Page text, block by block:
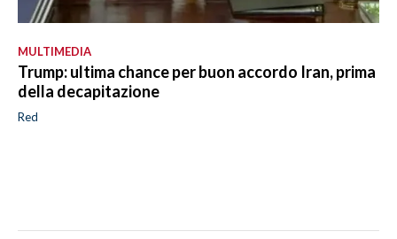
MULTIMEDIA
Trump: ultima chance per buon accordo Iran, prima
della decapitazione
Red